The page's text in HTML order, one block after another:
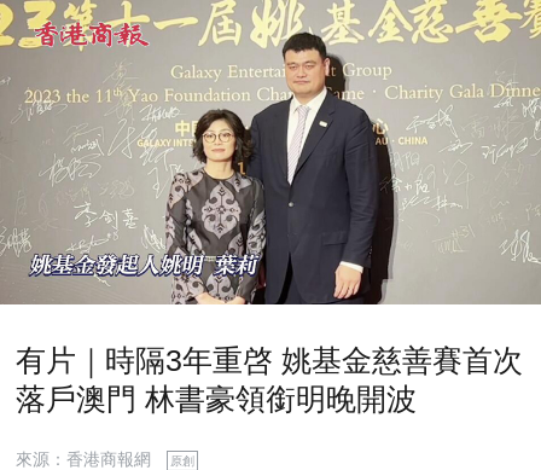
有片｜時隔3年重啓 姚基金慈善賽首次
落戶澳門 林書豪領銜明晚開波
來源：香港商報網 原創